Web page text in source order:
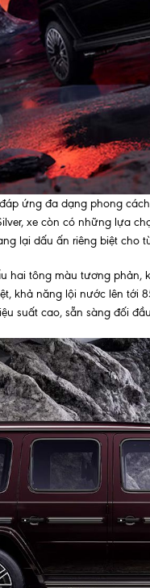
ứng đa dạng phong
xe còn có những lựa
lại dấu ấn riêng biệt cho
hai tông màu tương
khả năng lội nước lên
suất cao, sẵn sàng đối